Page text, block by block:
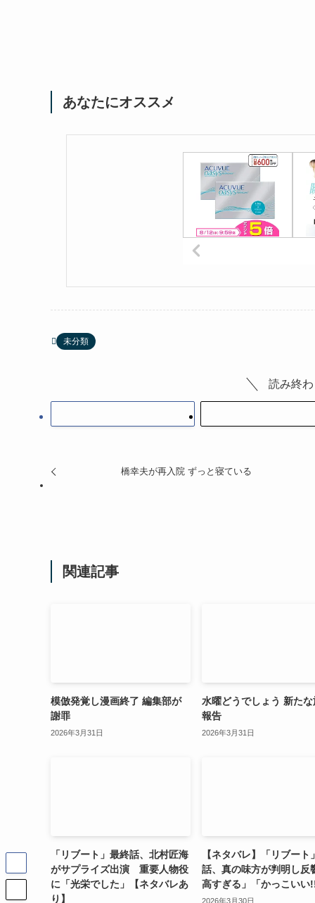
あなたにオススメ
未分類
読み終わ
橋幸夫が再入院 ずっと寝ている
関連記事
模倣発覚し漫画終了 編集部が
謝罪
2026年3月31日
水曜どうでしょう 新たな
報告
2026年3月31日
「リブート」最終話、北村匠海
がサプライズ出演 重要人物役
に「光栄でした」【ネタバレあ
り】
【ネタバレ】「リブート
話、真の味方が判明し反
高すぎる」「かっこいい!!
2026年3月30日